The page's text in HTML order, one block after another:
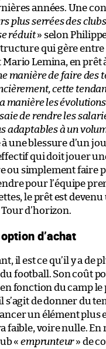
années. Une
plus serrées des
réduit» selon
qui gère
Lemina, en prêt
manière de faire des
cette
manière les
de rendre les
adaptables à un
une blessure d’un
qui doit jouer
ou simplement faire
pour l’équipe
le prêt est
d’horizon.
d’achat
il est ce qu’il y a de
football. Son coût
fonction du camp le
s’agit de donner du
un élément plus
faible, voire nulle. En
«emprunteur» de